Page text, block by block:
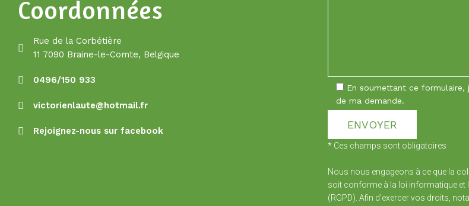
Coordonnées
Rue de la Corbétière
11 7090 Braine-le-Comte, Belgique
0496/150 933
victorienlaute@hotmail.fr
Rejoignez-nous sur facebook
En soumettant ce formulaire,
de ma demande.
* Ces champs sont obligatoires
Nous nous engageons à ce que la
soit conforme à la loi informatique et
(RGPD). Afin d’exercer vos droits,